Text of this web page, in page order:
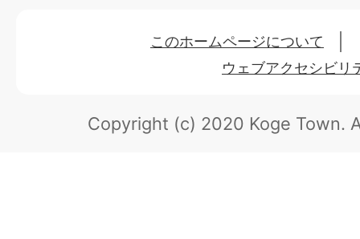
このホームページについて
ウェブアクセシビリ
Copyright (c) 2020 Koge Town.